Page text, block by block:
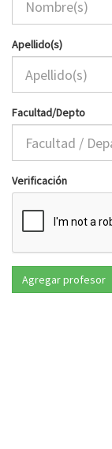
Apellido(s)
Facultad/Depto
Verificación